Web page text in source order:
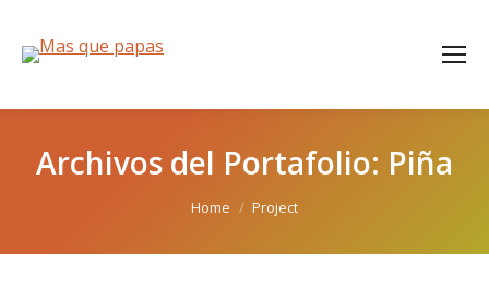
Archivos del Portafolio: Piña
You are here:
Home Project